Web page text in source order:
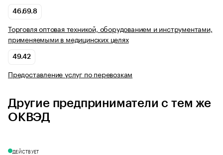
46.69.8
Торговля оптовая техникой, оборудованием и инструментами,
применяемыми в медицинских целях
49.42
Предоставление услуг по перевозкам
Другие предприниматели с тем же
ОКВЭД
ДЕЙСТВУЕТ